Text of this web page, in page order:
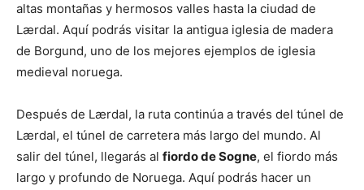
altas montañas y hermosos valles hasta la ciudad de
Lærdal. Aquí podrás visitar la antigua iglesia de madera
de Borgund, uno de los mejores ejemplos de iglesia
medieval noruega.
Después de Lærdal, la ruta continúa a través del túnel de
Lærdal, el túnel de carretera más largo del mundo. Al
salir del túnel, llegarás al fiordo de Sogne, el fiordo más
largo y profundo de Noruega. Aquí podrás hacer un